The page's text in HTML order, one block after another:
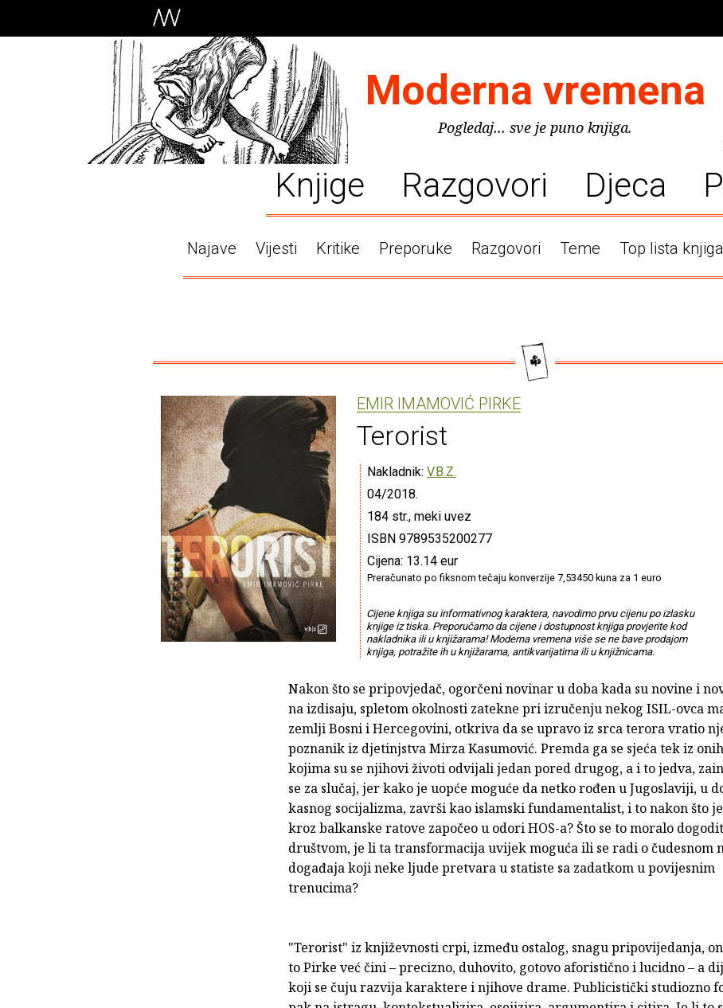
Moderna vremena
Pogledaj... sve je puno knjiga.
Knjige Razgovori Djeca
Najave Vijesti Kritike Preporuke Razgovori Teme Top lista knjiga
EMIR IMAMOVIĆ PIRKE
Terorist
Nakladnik: V.B.Z.
04/2018.
184 str., meki uvez
ISBN 9789535200277
Cijena: 13.14 eur
Preračunato po fiksnom tečaju konverzije 7,53450 kuna za 1 euro
Cijene knjiga su informativnog karaktera, navodimo prvu cijenu po izlasku
knjige iz tiska. Preporučamo da cijene i dostupnost knjiga provjerite kod
nakladnika ili u knjižarama! Moderna vremena više se ne bave prodajom
knjiga, potražite ih u knjižarama, antikvarijatima ili u knjižnicama.
Nakon što se pripovjedač, ogorčeni novinar u doba kada su novine i
na izdisaju, spletom okolnosti zatekne pri izručenju nekog ISIL-ovca
zemlji Bosni i Hercegovini, otkriva da se upravo iz srca terora vratio
poznanik iz djetinjstva Mirza Kasumović. Premda ga se sjeća tek iz
kojima su se njihovi životi odvijali jedan pored drugog, a i to jedva,
se za slučaj, jer kako je uopće moguće da netko rođen u Jugoslaviji, u
kasnog socijalizma, završi kao islamski fundamentalist, i to nakon što
kroz balkanske ratove započeo u odori HOS-a? Što se to moralo
društvom, je li ta transformacija uvijek moguća ili se radi o čudesnom
događaja koji neke ljude pretvara u statiste sa zadatkom u povijesnim
trenucima?
"Terorist" iz književnosti crpi, između ostalog, snagu pripovijedanja,
to Pirke već čini – precizno, duhovito, gotovo aforistično i lucidno – a
koji se čuju razvija karaktere i njihove drame. Publicistički studiozno